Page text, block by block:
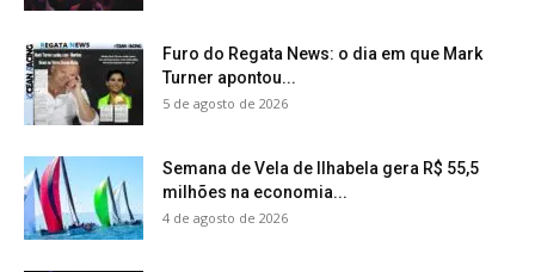
Furo do Regata News: o dia em que Mark
Turner apontou...
5 de agosto de 2026
Semana de Vela de Ilhabela gera R$ 55,5
milhões na economia...
4 de agosto de 2026